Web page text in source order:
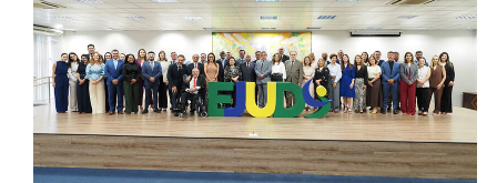
Comitês
Comitê Gestor Regional do PJe
Comitê Gestor Regional do e-Gestão e de Tabelas
Processuais Unificadas
Comitê do Datajud
Comissão Regional de Pesquisa Judiciária e Ciência de